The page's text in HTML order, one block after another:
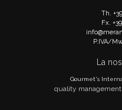
Th.
Fx.
P.IVA/
La
Gourmet's
quality